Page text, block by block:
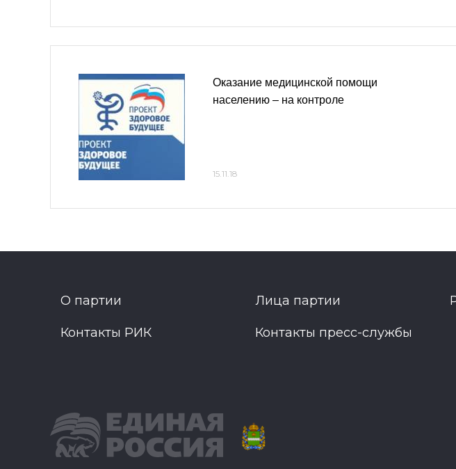
Оказание медицинской помощи
населению – на контроле
15.11.18
О партии Лица партии
Контакты РИК Контакты пресс-службы